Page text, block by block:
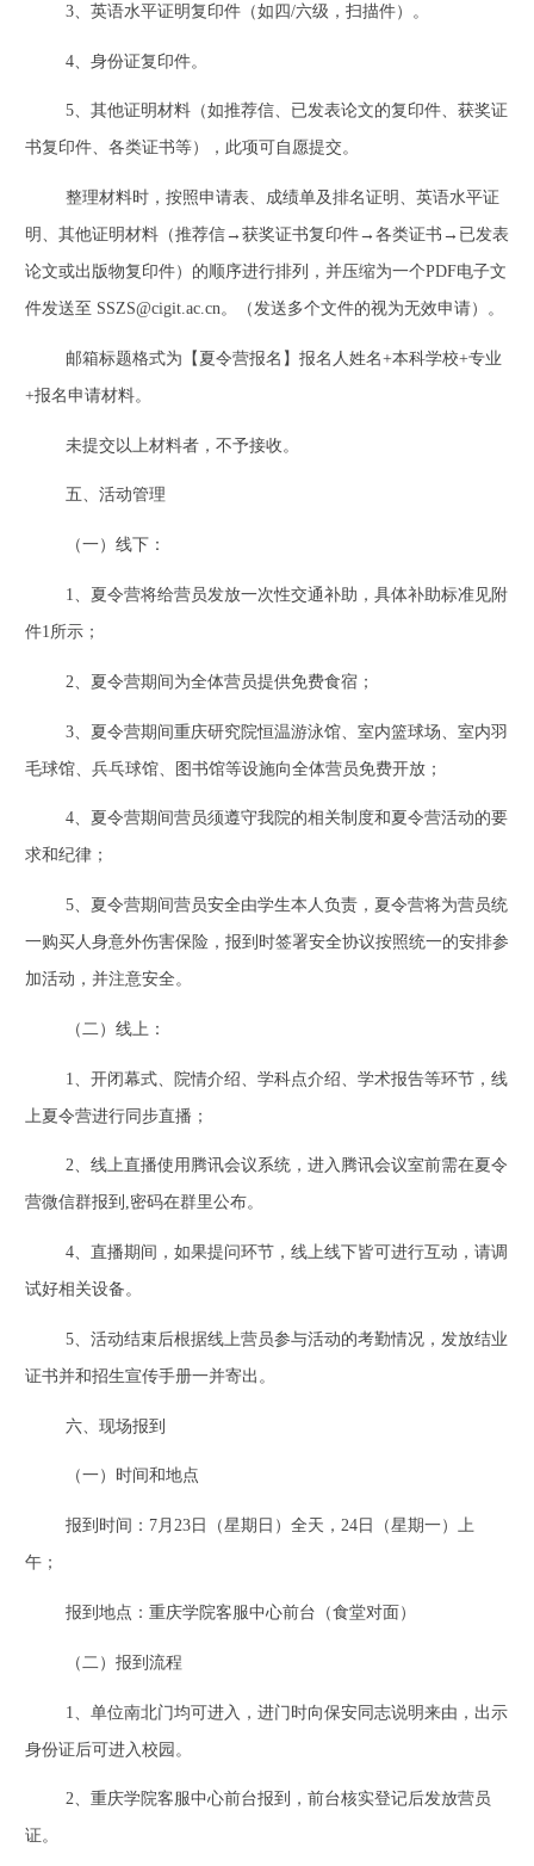
3、英语水平证明复印件（如四/六级，扫描件）。
4、身份证复印件。
5、其他证明材料（如推荐信、已发表论文的复印件、获奖证
书复印件、各类证书等），此项可自愿提交。
整理材料时，按照申请表、成绩单及排名证明、英语水平证
明、其他证明材料（推荐信→获奖证书复印件→各类证书→已发表
论文或出版物复印件）的顺序进行排列， 并压缩为一个PDF电子文
件发送至 SSZS@cigit.ac.cn。（发送多个文件的视为无效申请）。
邮箱标题格式为【夏令营报名】报名人姓名+本科学校+专业
+报名申请材料。
未提交以上材料者，不予接收。
五、活动管理
（一）线下：
1、夏令营将给营员发放一次性交通补助，具体补助标准见附
件1所示；
2 、夏令营期间为全体营员提供免费食宿；
3、夏令营期间重庆研究院恒温游泳馆、室内篮球场、室内羽
毛球馆、兵乓球馆、图书馆等设施向全体营员免费开放；
4、夏令营期间营员须遵守我院的相关制度和夏令营活动的要
求和纪律；
5、夏令营期间营员安全由学生本人负责，夏令营将为营员统
一购买人身意外伤害保险，报到时签署安全协议按照统一的安排参
加活动，并注意安全。
（二）线上：
1 、开闭幕式、院情介绍、学科点介绍、学术报告等环节，线
上夏令营进行同步直播；
2、线上直播使用腾讯会议系统，进入腾讯会议室前需在夏令
营微信群报到 ,密码在群里公布。
4、直播期间，如果提问环节，线上线下皆可进行互动，请调
试好相关设备。
5、活动结束后根据线上营员参与活动的考勤情况，发放结业
证书并和招生宣传手册一并寄出。
六、现场报到
（一）时间和地点
报到时间：7月 23日（星期日）全天， 24日（星期一）上
午；
报到地点：重庆学院客服中心前台（食堂对面）
（二）报到流程
1 、单位南北门均可进入，进门时向保安同志说明来由，出示
身份证后可进入校园。
2、重庆学院客服中心前台报到，前台核实登记后发放营员
证。